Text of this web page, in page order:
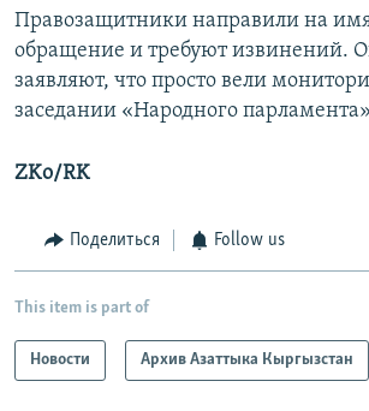
Правозащитники направили на
обращение и требуют извинений.
заявляют, что просто вели
заседании «Народного
ZKo/RK
Поделиться Follow us
This item is part of
Новости Архив Азаттыка Кыргызстан